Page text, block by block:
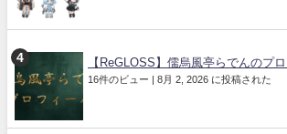
【ReGLOSS】儒烏風亭らでんのプ
16件のビュー | 8月 2, 2026 に投稿された